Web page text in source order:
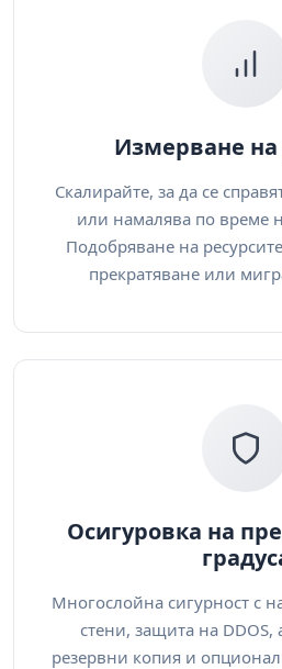
Измерване на
Скалирайте, за да се
или намалява по време
Подобряване на
прекратяване или
Осигуровка на
Многослойна сигурност с
стени, защита на
резервни копия и